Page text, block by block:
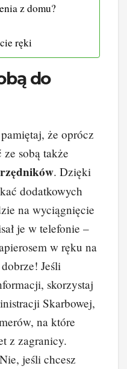
z domu?
ręki
do
że oprócz
sobą także
. Dzięki
dodatkowych
na wyciągnięcie
je w telefonie –
w ręku na
Jeśli
skorzystaj
Skarbowej,
na które
z zagranicy.
jeśli chcesz